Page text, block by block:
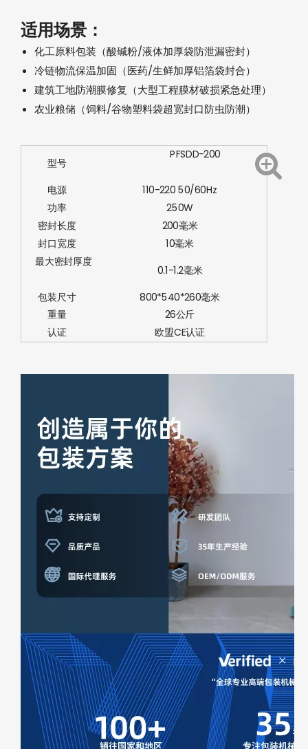
适用场景‌：
化工原料包装（酸碱粉/液体加厚袋防泄漏密封）
冷链物流保温加固（医药/生鲜加厚铝箔袋封合）
建筑工地防潮膜修复（大型工程膜材破损紧急处理）
农业粮储（饲料/谷物塑料袋超宽封口防虫防潮）
型号
PFSDD-200
电源 110-220 50/60Hz
功率
250W
密封长度
200毫米
封口宽度
10毫米
最大密封厚度
0.1-1.2毫米
包装尺寸 800*540*260毫米
重量
26公斤
认证
欧盟CE认证